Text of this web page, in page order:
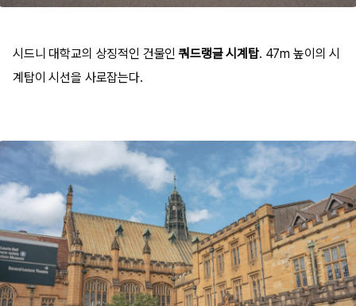
시드니 대학교의 상징적인 건물인 쿼드랭글 시계탑. 47m 높이의 시
계탑이 시선을 사로잡는다.